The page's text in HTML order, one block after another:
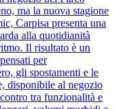
ma la nuova stagione
Carpisa presenta una
alla quotidianità
Il risultato è un
per
gli spostamenti e le
disponibile al negozio
tra funzionalità e